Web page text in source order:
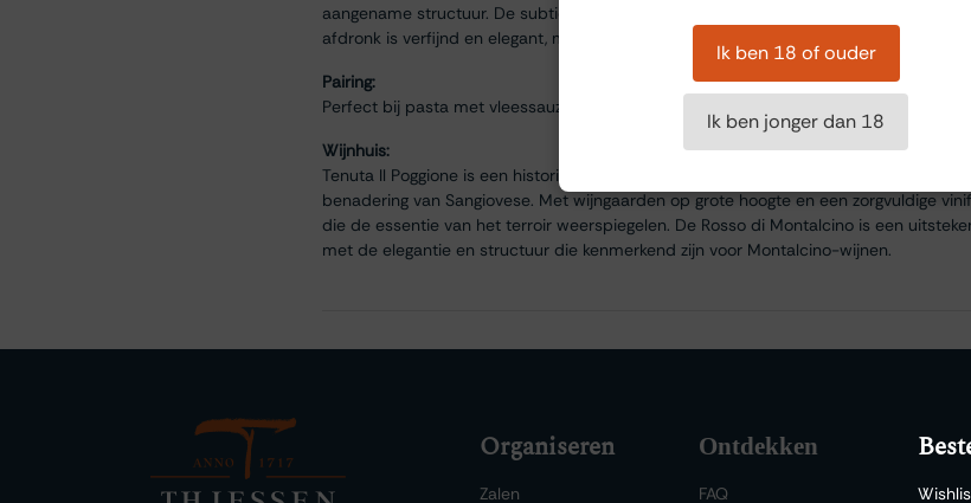
aangename structuur. De subtiele rijping op eikenhout voegt diepgang toe, met
afdronk is verfijnd en elegant, met een aanhoudende frisheid en fruitige tonen.
Pairing:
Perfect bij pasta met vleessauzen, gegrilde lamskoteletten, wildgerechten of gerijpte
Wijnhuis:
Tenuta Il Poggione is een historisch wijnhuis in Montalcino, bekend om zijn
benadering van Sangiovese. Met wijngaarden op grote hoogte en een zorgvuldige
die de essentie van het terroir weerspiegelen. De Rosso di Montalcino is een
met de elegantie en structuur die kenmerkend zijn voor Montalcino-wijnen.
Organiseren
Zalen
Ontdekken
FAQ
Ik ben 18 of ouder
Ik ben jonger dan 18